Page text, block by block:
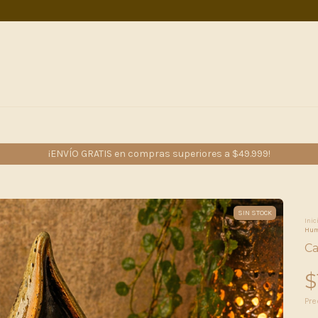
¡ENVÍO GRATIS en compras superiores a $49.999!
SIN STOCK